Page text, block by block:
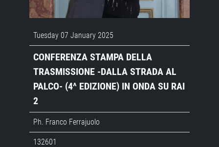
Tuesday 07 January 2025
CONFERENZA STAMPA DELLA
TRASMISSIONE -DALLA STRADA AL
PALCO- (4^ EDIZIONE) IN ONDA SU RAI
2
Ph. Franco Ferrajuolo
132601